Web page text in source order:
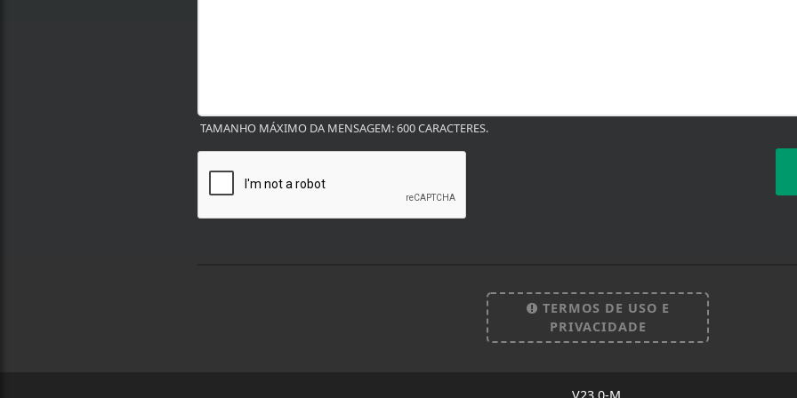
TAMANHO MÁXIMO DA MENSAGEM: 600 CARACTERES.
TERMOS DE USO E
PRIVACIDADE
V23.0-M.